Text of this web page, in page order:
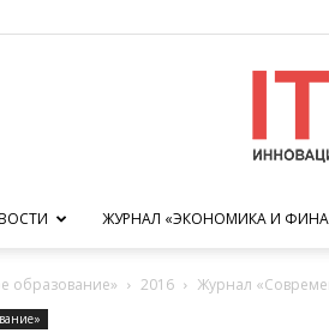
ЖУРНАЛ «ЭКОНОМИКА И
образование» 2016 Журнал